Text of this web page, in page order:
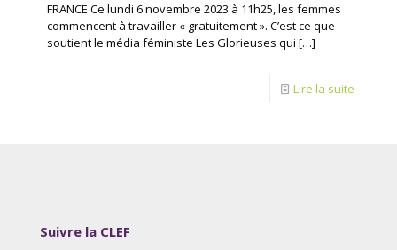
FRANCE Ce lundi 6 novembre 2023 à 11h25, les femmes
commencent à travailler « gratuitement ». C’est ce que
soutient le média féministe Les Glorieuses qui […]
Lire la suite
Suivre la CLEF